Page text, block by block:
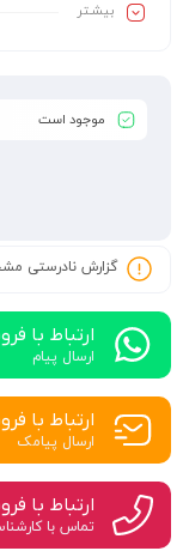
بیشـتر
موجود است
گزارش نادرستی
ارتباط با
ارسال پیام
ارتباط با
ارسال پیامک
ارتباط با
تماس با